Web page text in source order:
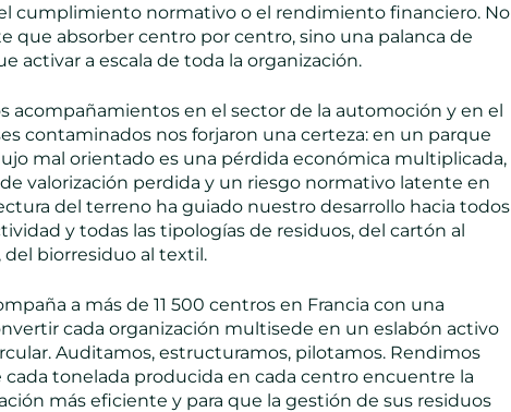
cumplimiento normativo o el rendimiento financiero. No
que absorber centro por centro, sino una palanca de
activar a escala de toda la organización.
acompañamientos en el sector de la automoción y en el
contaminados nos forjaron una certeza: en un parque
mal orientado es una pérdida económica multiplicada,
valorización perdida y un riesgo normativo latente en
del terreno ha guiado nuestro desarrollo hacia todos
y todas las tipologías de residuos, del cartón al
del biorresiduo al textil.
a más de 11 500 centros en Francia con una
cada organización multisede en un eslabón activo
Auditamos, estructuramos, pilotamos. Rendimos
cada tonelada producida en cada centro encuentre la
más eficiente y para que la gestión de sus residuos